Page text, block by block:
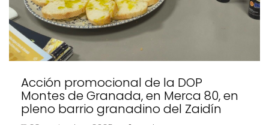
Acción promocional de la DOP
Montes de Granada, en Merca 80, en
pleno barrio granadino del Zaidín